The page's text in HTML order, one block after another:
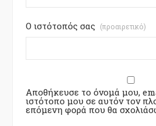
Ο ιστότοπός σας (προαιρετικό)
Αποθήκευσε το όνομά μου,
ιστότοπο μου σε αυτόν τον
επόμενη φορά που θα